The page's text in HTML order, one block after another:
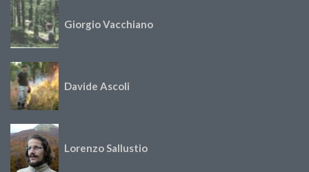
Giorgio Vacchiano
Davide Ascoli
Lorenzo Sallustio